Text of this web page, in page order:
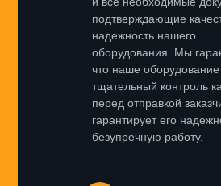
подтверждающие
надежность нашего
оборудования. Мы
что наше
тщательный контроль
перед отправкой
гарантирует его
безупречную работу.